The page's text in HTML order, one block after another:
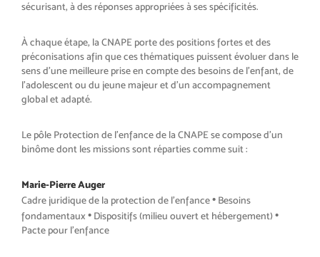
sécurisant, à des réponses appropriées à ses spécificités.
À chaque étape, la CNAPE porte des positions fortes et des
préconisations afin que ces thématiques puissent évoluer dans le
sens d’une meilleure prise en compte des besoins de l’enfant, de
l’adolescent ou du jeune majeur et d’un accompagnement
global et adapté.
Le pôle Protection de l’enfance de la CNAPE se compose d’un
binôme dont les missions sont réparties comme suit :
Marie-Pierre Auger
Cadre juridique de la protection de l’enfance• Besoins
fondamentaux • Dispositifs (milieu ouvert et hébergement)•
Pacte pour l’enfance